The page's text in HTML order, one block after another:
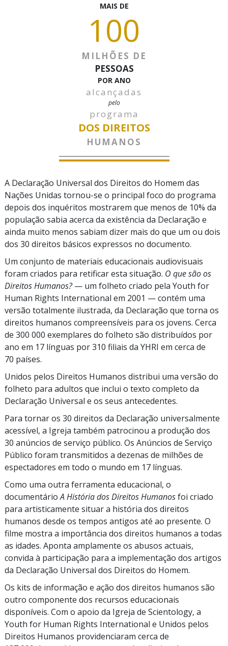
MAIS DE
100
MILHÕES DE
PESSOAS
POR ANO
alcançadas
pelo
programa
DOS DIREITOS
HUMANOS
A Declaração Universal dos Direitos do Homem das
Nações Unidas tornou-se o principal foco do programa
depois dos inquéritos mostrarem que menos de 10% da
população sabia acerca da existência da Declaração e
ainda muito menos sabiam dizer mais do que um ou dois
dos 30 direitos básicos expressos no documento.
Um conjunto de materiais educacionais audiovisuais
foram criados para retificar esta situação. O que são os
Direitos Humanos?— um folheto criado pela Youth for
Human Rights International em 2001 — contém uma
versão totalmente ilustrada, da Declaração que torna os
direitos humanos compreensíveis para os jovens. Cerca
de 300 000 exemplares do folheto são distribuídos por
ano em 17 línguas por310 filiais da YHRI em cerca de
70 países.
Unidos pelos Direitos Humanos distribui uma versão do
folheto para adultos que inclui o texto completo da
Declaração Universal e os seus antecedentes.
Para tornar os 30 direitos da Declaração universalmente
acessível, a Igreja também patrocinou a produção dos
30 anúncios de serviço público. Os Anúncios de Serviço
Público foram transmitidos a dezenas de milhões de
espectadores em todo o mundo em 17 línguas.
Como uma outra ferramenta educacional, o
documentárioA História dos Direitos Humanosfoi criado
para artisticamente situar a história dos direitos
humanos desde os tempos antigos até ao presente. O
filme mostra a importância dos direitos humanos a todas
as idades. Aponta amplamente os abusos actuais,
convida à participação para a implementação dos artigos
da Declaração Universal dos Direitos do Homem.
Os kits de informação e ação dos direitos humanos são
outro componente dos recursos educacionais
disponíveis. Com o apoio da Igreja de Scientology, a
Youth for Human Rights International e Unidos pelos
Direitos Humanos providenciaram cerca de